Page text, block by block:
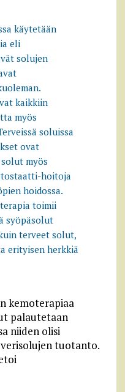
käytetään
eli
solujen
kaikkiin
myös
soluissa
ovat
myös
hoitoja
hoidossa.
toimii
syöpäsolut
terveet solut,
erityisen herkkiä
kemoterapiaa
palautetaan
niiden olisi
tuotanto.